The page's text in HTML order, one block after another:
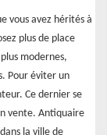
vous avez hérités à
plus de place
modernes,
Pour éviter un
Ce dernier se
vente. Antiquaire
la ville de